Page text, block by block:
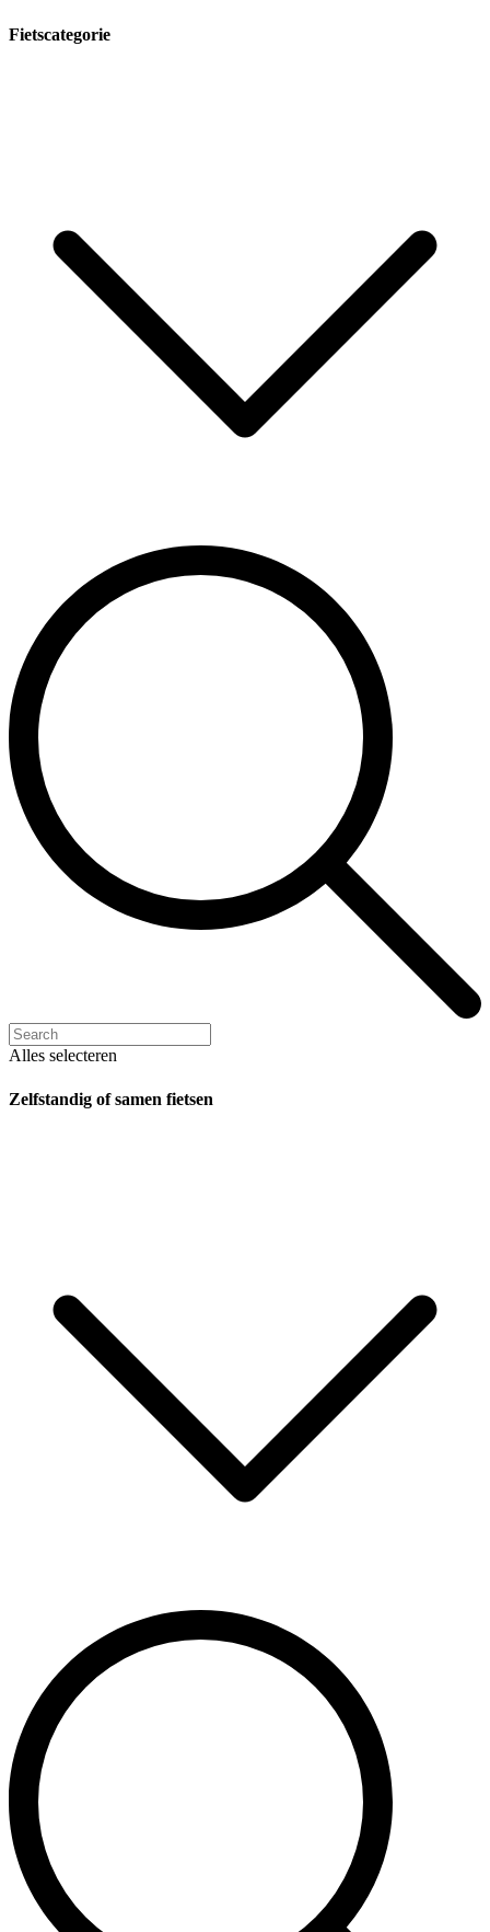
Fietscategorie
Alles selecteren
Zelfstandig of samen fietsen